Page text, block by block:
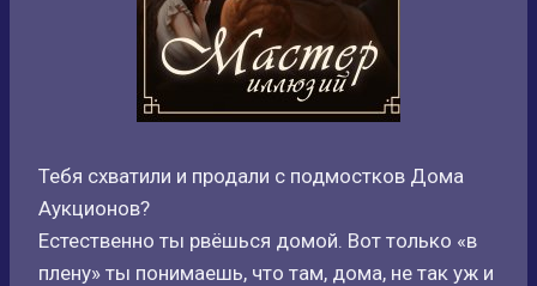
Тебя схватили и продали с подмостков Дома
Аукционов?
Естественно ты рвёшься домой. Вот только «в
плену» ты понимаешь, что там, дома, не так уж и